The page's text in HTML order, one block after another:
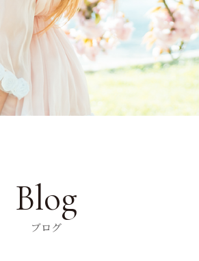
Blog
ブログ